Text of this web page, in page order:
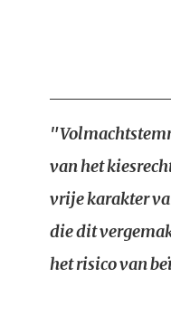
van het
vrije karakter
die dit
het risico van